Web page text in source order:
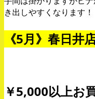
き出しやすくなります！
《5月》春日井
￥5,000以上お